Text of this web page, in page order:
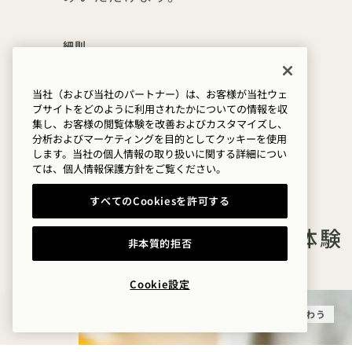
細則
標準的なキャンセルポリシーが適用されます
他のオファーとの併用はできません
宿泊期間は本日から9月14日まで
そのほかのオファーと体験
味わう
当社（および当社のパートナー）は、お客様が当社ウェ
ブサイトをどのように利用されたかについての情報を収
集し、お客様の閲覧体験を改善およびカスタマイズし、
分析およびマーケティングを目的としてクッキーを使用
します。当社の個人情報の取り扱いに関する詳細につい
ては、 個人情報保護方針をご覧ください。
すべてのCookiesを許可する
非本質的拒否
Cookie設定